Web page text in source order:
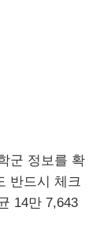
군 정보를 확
반드시 체크
14만 7,643